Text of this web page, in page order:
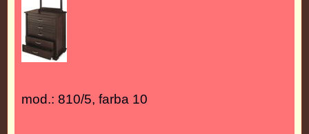
mod.: 810/5, farba 10